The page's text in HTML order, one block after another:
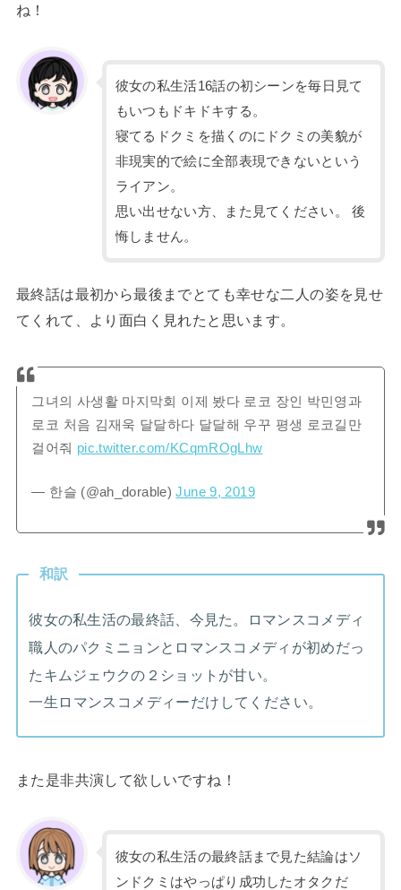
ね！
彼女の私生活16話の初シーンを毎日見て
もいつもドキドキする。
寝てるドクミを描くのにドクミの美貌が
非現実的で絵に全部表現できないという
ライアン。
思い出せない方、また見てください。 後
悔しません。
最終話は最初から最後までとても幸せな二人の姿を見せ
てくれて、より面白く見れたと思います。
그녀의 사생활 마지막회 이제 봤다 로코 장인 박민영과
로코 처음 김재욱 달달하다 달달해 우꾸 평생 로코길만
걸어줘 pic.twitter.com/KCqmROgLhw
— 한슬 (@ah_dorable)June 9, 2019
和訳
彼女の私生活の最終話、今見た。ロマンスコメディ
職人のパクミニョンとロマンスコメディが初めだっ
たキムジェウクの２ショットが甘い。
一生ロマンスコメディーだけしてください。
また是非共演して欲しいですね！
彼女の私生活の最終話まで見た結論はソ
ンドクミはやっぱり成功したオタクだ